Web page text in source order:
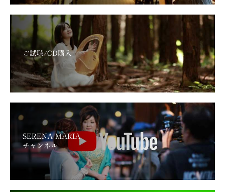
ご試聴/CD購入
SERENA MARIA
チャンネル